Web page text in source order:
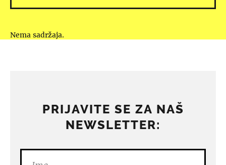
Nema sadržaja.
PRIJAVITE SE ZA NAŠ
NEWSLETTER: